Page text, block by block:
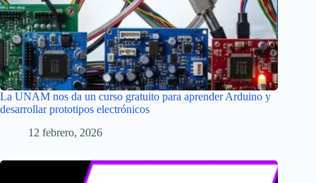
La UNAM nos da un curso gratuito para aprender Arduino y
desarrollar prototipos electrónicos
12 febrero, 2026